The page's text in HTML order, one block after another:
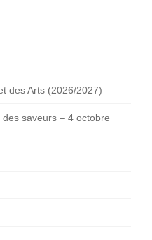
des Arts (2026/2027)
saveurs – 4 octobre